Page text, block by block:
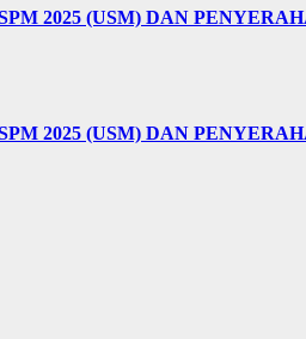
2025 (USM) DAN
2025 (USM) DAN